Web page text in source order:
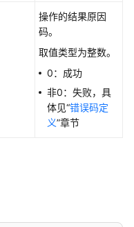
操作的结果原因
码。
取值类型为整数。
0：成功
非0：失败，具
体见“错误码定
义”章节